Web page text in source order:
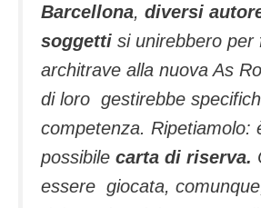
Barcellona, diversi
soggetti si unirebbero per
architrave alla nuova As
di loro gestirebbe
competenza. Ripetiamolo:
possibile carta di riserva.
essere giocata,